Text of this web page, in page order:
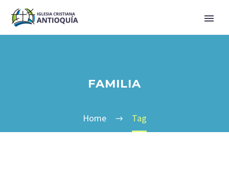
FAMILIA
Home Tag